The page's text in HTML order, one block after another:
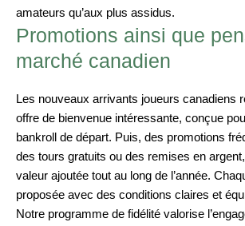
amateurs qu’aux plus assidus.
Promotions ainsi que
marché canadien
Les nouveaux arrivants joueurs canadiens
offre de bienvenue intéressante, conçue
bankroll de départ. Puis, des promotions
des tours gratuits ou des remises en
valeur ajoutée tout au long de l’année.
proposée avec des conditions claires et
Notre programme de fidélité valorise